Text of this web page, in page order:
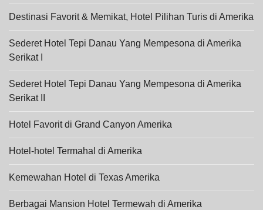
Destinasi Favorit & Memikat, Hotel Pilihan Turis di Amerika
Sederet Hotel Tepi Danau Yang Mempesona di Amerika
Serikat I
Sederet Hotel Tepi Danau Yang Mempesona di Amerika
Serikat II
Hotel Favorit di Grand Canyon Amerika
Hotel-hotel Termahal di Amerika
Kemewahan Hotel di Texas Amerika
Berbagai Mansion Hotel Termewah di Amerika